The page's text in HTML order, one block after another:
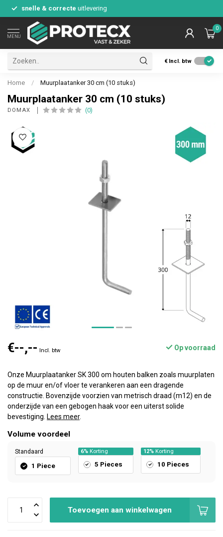
snelle & correcte uitlevering
MENU
0
€ Incl. btw
Home / Muurplaatanker 30 cm (10 stuks)
Muurplaatanker 30 cm (10 stuks)
DOMAX (0)
€--,-- Incl. btw Op voorraad
Onze Muurplaatanker SK 300 om houten balken zoals muurplaten
op de muur en/of vloer te verankeren aan een dragende
constructie. Bovenzijde voorzien van metrisch draad (m12) en de
onderzijde van een gebogen haak voor een uiterst solide
bevestiging. Lees meer.
Volume voordeel
Standaard
1 Piece
6%Korting
5 Pieces
12% Korting
10 Pieces
Toevoegen aan winkelwagen